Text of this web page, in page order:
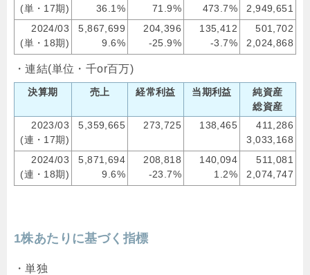
(単・17期)
36.1%
71.9%
473.7%
2,949,651
2024/03
(単・18期)
5,867,699
9.6%
204,396
-25.9%
135,412
-3.7%
501,702
2,024,868
・連結(単位・千or百万)
決算期 売上 経常利益 当期利益
純資産
総資産
2023/03
(連・17期)
5,359,665 273,725 138,465
411,286
3,033,168
2024/03
(連・18期)
5,871,694
9.6%
208,818
-23.7%
140,094
1.2%
511,081
2,074,747
1株あたりに基づく指標
・単独